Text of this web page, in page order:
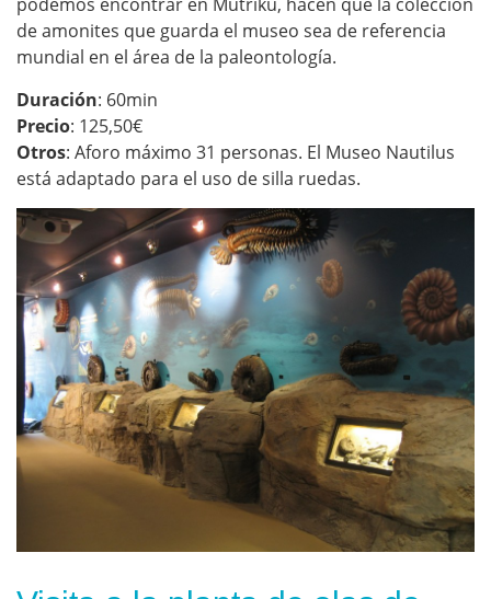
de amonites que guarda el museo sea de referencia
mundial en el área de la paleontología.
Duración: 60min
Precio: 125,50€
Otros: Aforo máximo 31 personas. El Museo Nautilus
está adaptado para el uso de silla ruedas.